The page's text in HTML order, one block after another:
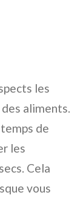
les
aliments.
de
les
Cela
vous